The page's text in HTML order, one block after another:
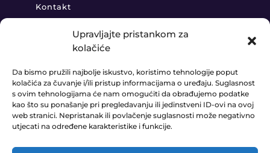
Upravljajte pristankom za
kolačiće
Da bismo pružili najbolje iskustvo, koristimo tehnologije poput
kolačića za čuvanje i/ili pristup informacijama o uređaju. Suglasnost
s ovim tehnologijama će nam omogućiti da obrađujemo podatke
kao što su ponašanje pri pregledavanju ili jedinstveni ID-ovi na ovoj
web stranici. Nepristanak ili povlačenje suglasnosti može negativno
utjecati na određene karakteristike i funkcije.
Kontakt
 +385 91 888 6406
 prodaja@ledaudio.hr